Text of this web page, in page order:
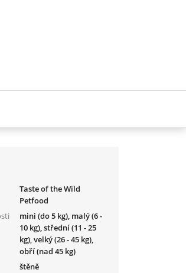
Taste of the Wild
Petfood
mini (do 5 kg), malý (6 -
10 kg), střední (11 - 25
kg), velký (26 - 45 kg),
obří (nad 45 kg)
štěně